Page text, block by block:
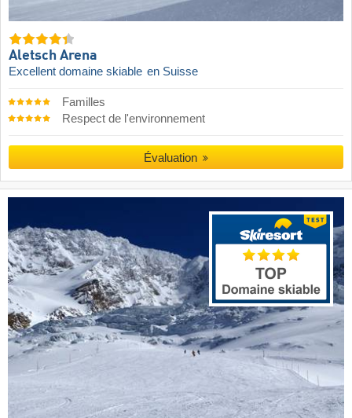
Aletsch Arena
Excellent domaine skiable en Suisse
Familles
Respect de l'environnement
Évaluation